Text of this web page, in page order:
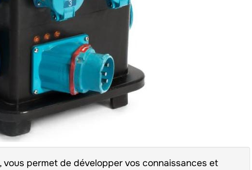
permet de développer vos connaissances et